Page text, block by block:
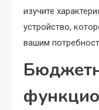
изучите
устройство,
вашим